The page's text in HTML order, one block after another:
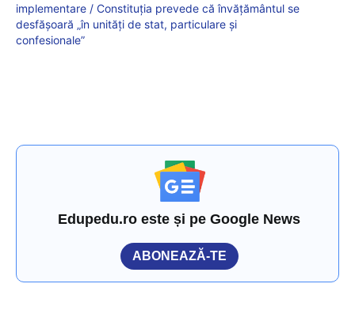
implementare / Constituția prevede că învățământul se
desfășoară „în unități de stat, particulare și
confesionale”
Edupedu.ro este și pe Google News
ABONEAZĂ-TE